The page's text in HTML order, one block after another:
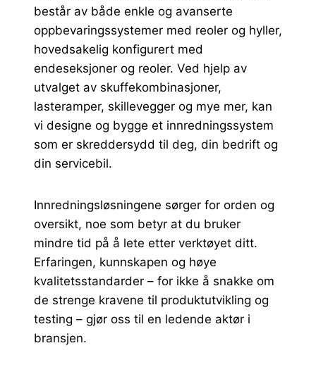
består av både enkle og avanserte
oppbevaringssystemer med reoler og hyller,
hovedsakelig konfigurert med
endeseksjoner og reoler. Ved hjelp av
utvalget av skuffekombinasjoner,
lasteramper, skillevegger og mye mer, kan
vi designe og bygge et innredningssystem
som er skreddersydd til deg, din bedrift og
din servicebil.
Innredningsløsningene sørger for orden og
oversikt, noe som betyr at du bruker
mindre tid på å lete etter verktøyet ditt.
Erfaringen, kunnskapen og høye
kvalitetsstandarder – for ikke å snakke om
de strenge kravene til produktutvikling og
testing – gjør oss til en ledende aktør i
bransjen.